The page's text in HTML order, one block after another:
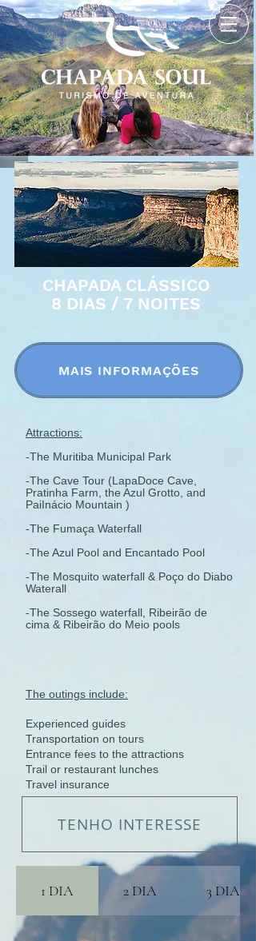
CHAPADA CLÁSSICO
8 DIAS / 7 NOITES
MAIS INFORMAÇÕES
Attractions:
-The Muritiba Municipal Park
-The Cave Tour (LapaDoce Cave,
Pratinha Farm, the Azul Grotto, and
PaiInácio Mountain )
-The Fumaça Waterfall
-The Azul Pool and Encantado Pool
-The Mosquito waterfall & Poço do Diabo
Waterall
-The Sossego waterfall, Ribeirão de
cima & Ribeirão do Meio pools
The outings include:
Experienced guides
Transportation on tours
Entrance fees to the attractions
Trail or restaurant lunches
Travel insurance
TENHO INTERESSE
1 DIA 2 DIA 3 DIA